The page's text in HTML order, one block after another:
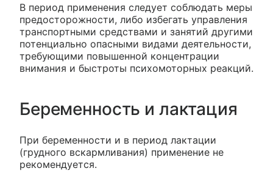
В период применения следует соблюдать меры
предосторожности, либо избегать управления
транспортными средствами и занятий другими
потенциально опасными видами деятельности,
требующими повышенной концентрации
внимания и быстроты психомоторных реакций.
Беременность и лактация
При беременности и в период лактации
(грудного вскармливания) применение не
рекомендуется.